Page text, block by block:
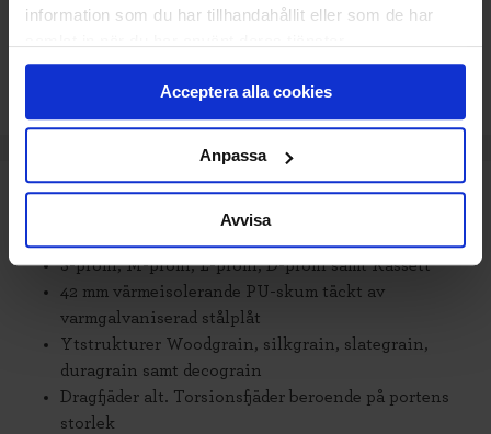
information som du har tillhandahållit eller som de har
Acceptera alla cookies
Anpassa
Avvisa
Beräknad leveranstid 6-8 veckor. Vid montering
är leveranstiden något längre.
TEKNISK SPECIFIKATION
S-profil, M-profil, L-profil, D-profil samt Kassett
42 mm värmeisolerande PU-skum täckt av
varmgalvaniserad stålplåt
Ytstrukturer Woodgrain, silkgrain, slategrain,
duragrain samt decograin
Dragfjäder alt. Torsionsfjäder beroende på portens
storlek